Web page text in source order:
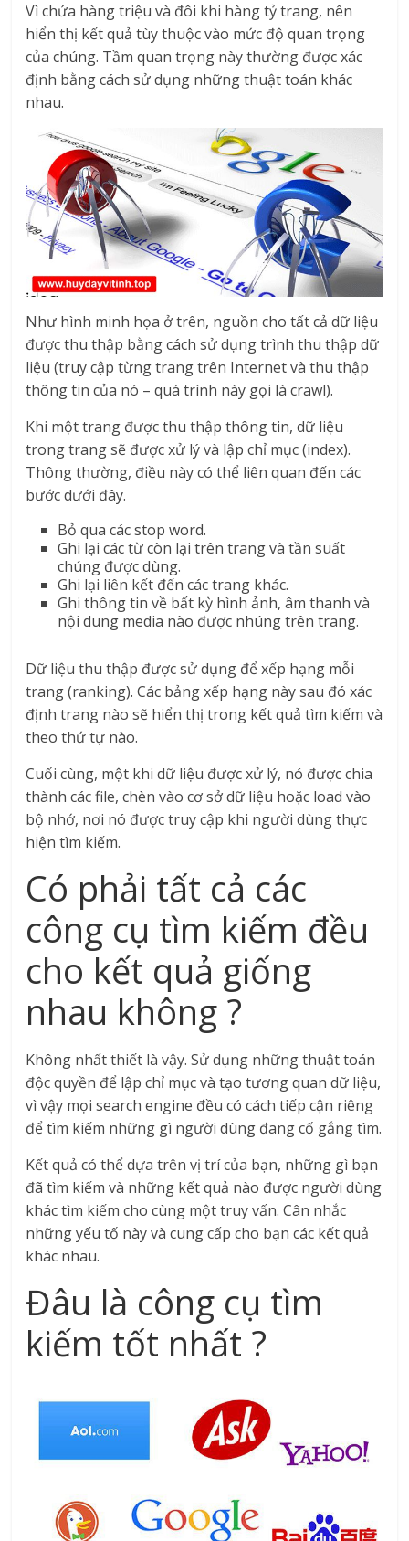
Vì chứa hàng triệu và đôi khi hàng tỷ trang, nên
hiển thị kết quả tùy thuộc vào mức độ quan trọng
của chúng. Tầm quan trọng này thường được xác
định bằng cách sử dụng những thuật toán khác
nhau.
Như hình minh họa ở trên, nguồn cho tất cả dữ liệu
được thu thập bằng cách sử dụng trình thu thập dữ
liệu (truy cập từng trang trên Internet và thu thập
thông tin của nó – quá trình này gọi là crawl).
Khi một trang được thu thập thông tin, dữ liệu
trong trang sẽ được xử lý và lập chỉ mục (index).
Thông thường, điều này có thể liên quan đến các
bước dưới đây.
Bỏ qua các stop word.
Ghi lại các từ còn lại trên trang và tần suất
chúng được dùng.
Ghi lại liên kết đến các trang khác.
Ghi thông tin về bất kỳ hình ảnh, âm thanh và
nội dung media nào được nhúng trên trang.
Dữ liệu thu thập được sử dụng để xếp hạng mỗi
trang (ranking). Các bảng xếp hạng này sau đó xác
định trang nào sẽ hiển thị trong kết quả tìm kiếm và
theo thứ tự nào.
Cuối cùng, một khi dữ liệu được xử lý, nó được chia
thành các file, chèn vào cơ sở dữ liệu hoặc load vào
bộ nhớ, nơi nó được truy cập khi người dùng thực
hiện tìm kiếm.
Có phải tất cả các
công cụ tìm kiếm đều
cho kết quả giống
nhau không ?
Không nhất thiết là vậy. Sử dụng những thuật toán
độc quyền để lập chỉ mục và tạo tương quan dữ liệu,
vì vậy mọi search engine đều có cách tiếp cận riêng
để tìm kiếm những gì người dùng đang cố gắng tìm.
Kết quả có thể dựa trên vị trí của bạn, những gì bạn
đã tìm kiếm và những kết quả nào được người dùng
khác tìm kiếm cho cùng một truy vấn. Cân nhắc
những yếu tố này và cung cấp cho bạn các kết quả
khác nhau.
Đâu là công cụ tìm
kiếm tốt nhất ?